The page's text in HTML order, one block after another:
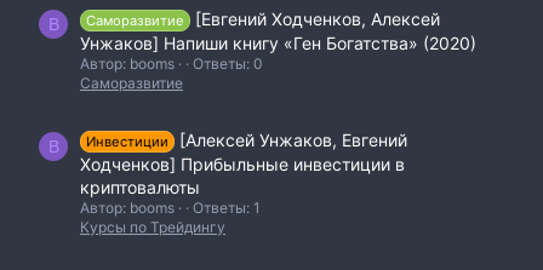
B Саморазвитие
[Евгений Ходченков, Алексей
Унжаков] Напиши книгу «Ген Богатства» (2020)
Автор: booms
Ответы: 0
Саморазвитие
B Инвестиции
[Алексей Унжаков, Евгений
Ходченков] Прибыльные инвестиции в
криптовалюты
Автор: booms
Ответы: 1
Курсы по Трейдингу